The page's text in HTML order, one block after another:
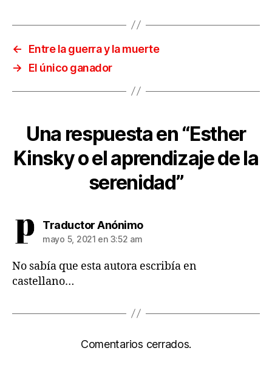
←
Entre la guerra y la muerte
→
El único ganador
Una respuesta en “Esther
Kinsky o el aprendizaje de la
serenidad”
Traductor Anónimodice:
mayo 5, 2021 en 3:52 am
No sabía que esta autora escribía en
castellano…
Comentarios cerrados.